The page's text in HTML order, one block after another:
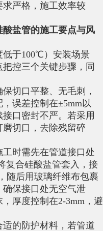
严格，施工效率较
盐管的施工要点与风
低于100℃）安装场景
控三个关键步骤，同
切口平整、无毛刺，
误差控制在±5mm以
口密封不严。若采用
切口，去除残留碎
时需先在管道接口处
复合硅酸盐管套入，接
随后用玻璃纤维布包裹
保接口处无空气泄
厚度控制在2-3mm，避
的防护材料，若管道